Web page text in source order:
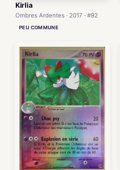
Kirlia
Ombres Ardentes · 2017 · #92
PEU COMMUNE